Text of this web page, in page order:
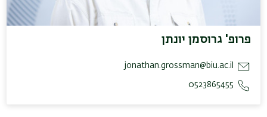
פרופ' גרוסמן יונתן
jonathan.grossman@biu.ac.il
0523865455